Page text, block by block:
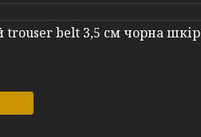
belt 3,5 см чорна